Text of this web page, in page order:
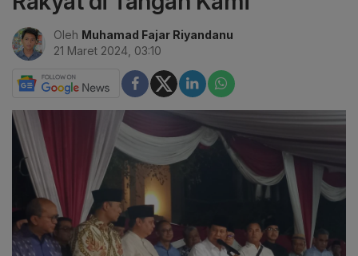
Oleh Muhamad Fajar Riyandanu
21 Maret 2024, 03:10